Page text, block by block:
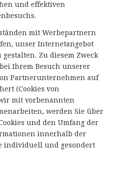
und effektiven
mit Werbepartnern
unser Internetangebot
Zu diesem Zweck
Ihrem Besuch unserer
Partnerunternehmen auf
(Cookies von
mit vorbenannten
werden Sie über
und den Umfang der
innerhalb der
individuell und gesondert